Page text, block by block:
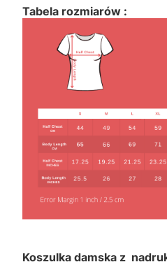
Tabela rozmiarów :
Koszulka damska z